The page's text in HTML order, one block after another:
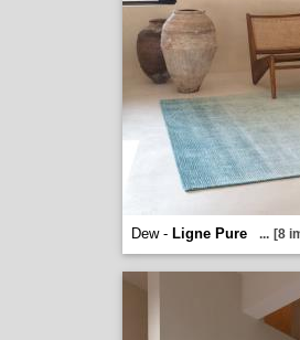
Dew - Ligne Pure ... [8